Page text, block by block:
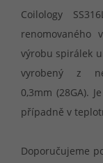
Coilology
renomovaného
výrobu spirálek
vyrobený z
0,3mm (28GA).
případně v
Doporučujeme